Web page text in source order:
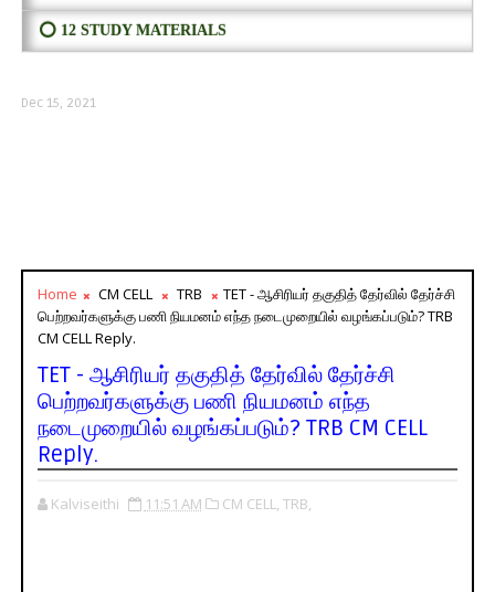
⭕ 12 STUDY MATERIALS
Dec 15, 2021
Home CM CELL TRB
TET - ஆசிரியர் தகுதித் தேர்வில் தேர்ச்சி
பெற்றவர்களுக்கு பணி நியமனம் எந்த நடைமுறையில் வழங்கப்படும்? TRB
CM CELL Reply.
TET - ஆசிரியர் தகுதித் தேர்வில் தேர்ச்சி
பெற்றவர்களுக்கு பணி நியமனம் எந்த
நடைமுறையில் வழங்கப்படும்? TRB CM CELL
Reply.
Kalviseithi 11:51 AM CM CELL, TRB,